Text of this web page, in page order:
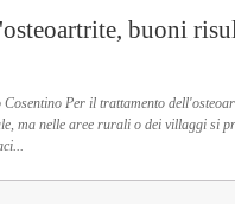
buoni
Per il trattamento
ma nelle aree rurali o dei villaggi si